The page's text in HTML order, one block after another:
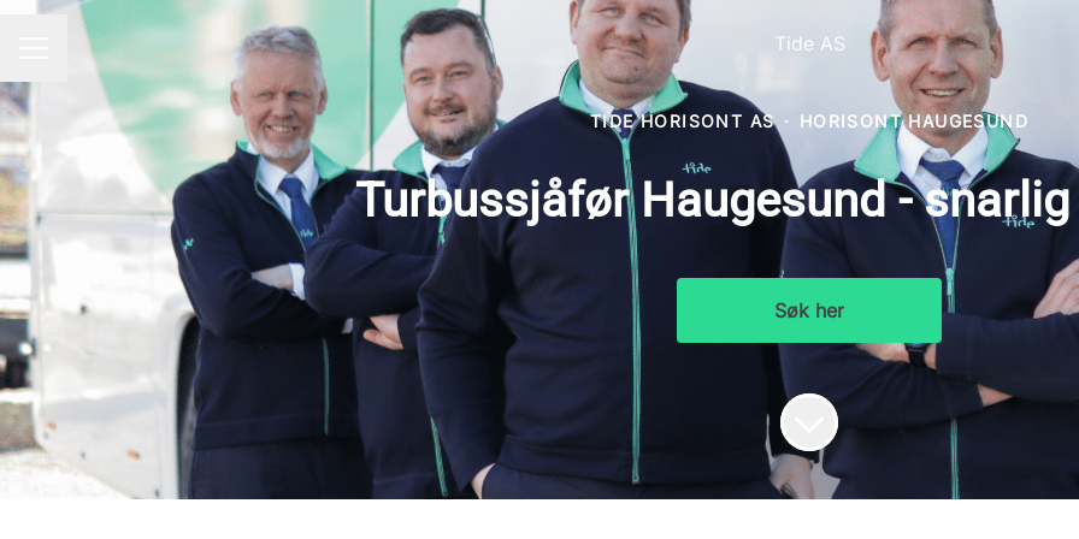
Tide AS
KARRIEREMENY
TIDE HORISONT AS · HORISONT HAUGESUND
Turbussjåfør Haugesund -
Søk her